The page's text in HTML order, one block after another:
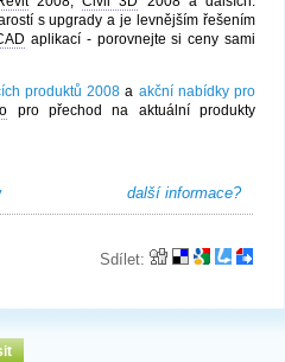
s upgrady a je levnějším řešením
aplikací - porovnejte si ceny sami
produktů 2008 a akční nabídky pro
pro přechod na aktuální produkty
další informace?
Sdílet: